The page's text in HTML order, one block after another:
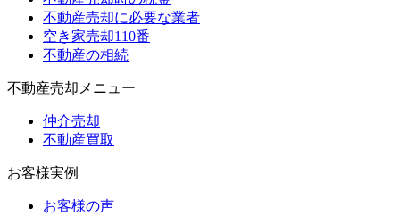
不動産売却に必要な業者
空き家売却110番
不動産の相続
不動産売却メニュー
仲介売却
不動産買取
お客様実例
お客様の声